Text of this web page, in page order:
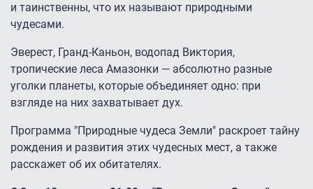
и таинственны, что их называют природными
чудесами.
Эверест, Гранд-Каньон, водопад Виктория,
тропические леса Амазонки — абсолютно разные
уголки планеты, которые объединяет одно: при
взгляде на них захватывает дух.
Программа "Природные чудеса Земли" раскроет тайну
рождения и развития этих чудесных мест, а также
расскажет об их обитателях.